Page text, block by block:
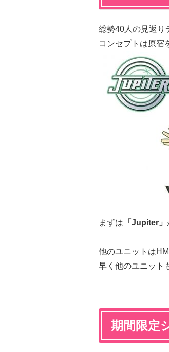
総勢40人の見返り
コンセプトは原宿
まずは 「Jupiter」
他のユニットは
早く他のユニット
期間限定